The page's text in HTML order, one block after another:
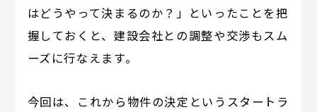
はどうやって決まるのか？」といったことを把
握しておくと、建設会社との調整や交渉もスム
ーズに行なえます。
今回は、これから物件の決定というスタートラ